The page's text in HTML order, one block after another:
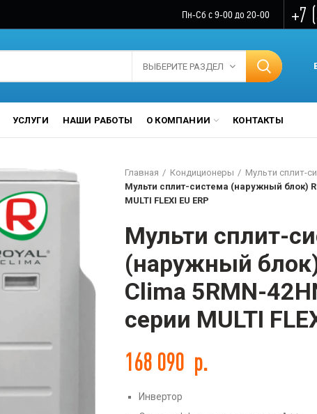
Пн-Сб с 9-00 до 20-00 +7
ВЫБЕРИТЕ РАЗДЕЛ
УСЛУГИ НАШИ РАБОТЫ О КОМПАНИИ КОНТАКТЫ
Главная Кондиционеры
Мульти сплит-
Мульти сплит-система (наружный блок)
MULTI FLEXI EU ERP
Мульти сплит-
(наружный
Clima 5RMN-
серии MULTI
168 090 р.
Инвертор